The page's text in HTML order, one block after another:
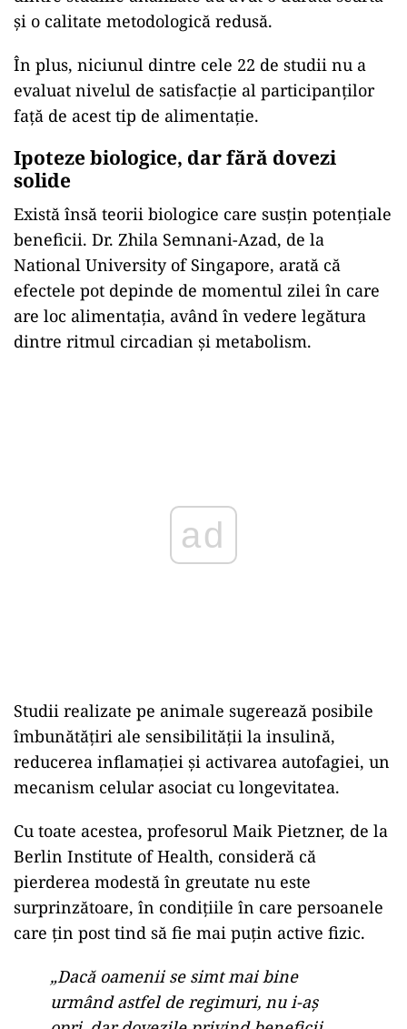
și o calitate metodologică redusă.
În plus, niciunul dintre cele 22 de studii nu a
evaluat nivelul de satisfacție al participanților
față de acest tip de alimentație.
Ipoteze biologice, dar fără dovezi
solide
Există însă teorii biologice care susțin potențiale
beneficii. Dr. Zhila Semnani-Azad, de la
National University of Singapore, arată că
efectele pot depinde de momentul zilei în care
are loc alimentația, având în vedere legătura
dintre ritmul circadian și metabolism.
ad
Studii realizate pe animale sugerează posibile
îmbunătățiri ale sensibilității la insulină,
reducerea inflamației și activarea autofagiei, un
mecanism celular asociat cu longevitatea.
Cu toate acestea, profesorul Maik Pietzner, de la
Berlin Institute of Health, consideră că
pierderea modestă în greutate nu este
surprinzătoare, în condițiile în care persoanele
care țin post tind să fie mai puțin active fizic.
„Dacă oamenii se simt mai bine
urmând astfel de regimuri, nu i-aș